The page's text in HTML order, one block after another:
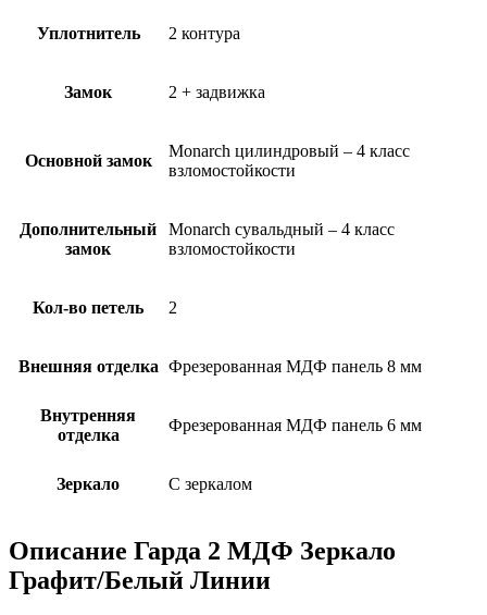
Уплотнитель 2 контура
Замок 2 + задвижка
Основной замок
Monarch цилиндровый – 4 класс
взломостойкости
Дополнительный
замок
Monarch сувальдный – 4 класс
взломостойкости
Кол-во петель 2
Внешняя отделка Фрезерованная МДФ панель 8 мм
Внутренняя
отделка
Фрезерованная МДФ панель 6 мм
Зеркало С зеркалом
Описание Гарда 2 МДФ Зеркало
Графит/Белый Линии